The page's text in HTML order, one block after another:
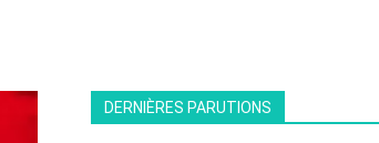
DERNIÈRES PARUTIONS